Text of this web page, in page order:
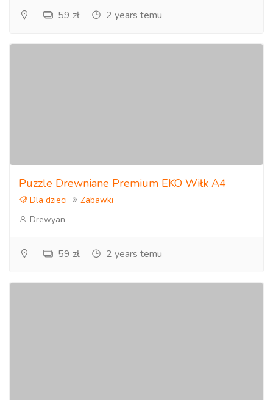
59 zł 2 years temu
Puzzle Drewniane Premium EKO Wiłk A4
Dla dzieci
Zabawki
Drewyan
59 zł 2 years temu